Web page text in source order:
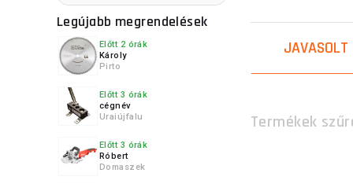
Legújabb megrendelések
Előtt 2 órák
Károly
Pirto
Előtt 3 órák
cégnév
Uraiújfalu
Előtt 3 órák
Róbert
Domaszek
patakokból,
szennyeződés
Kínálatunkban
mindenki
JAVASOLT
Termékek